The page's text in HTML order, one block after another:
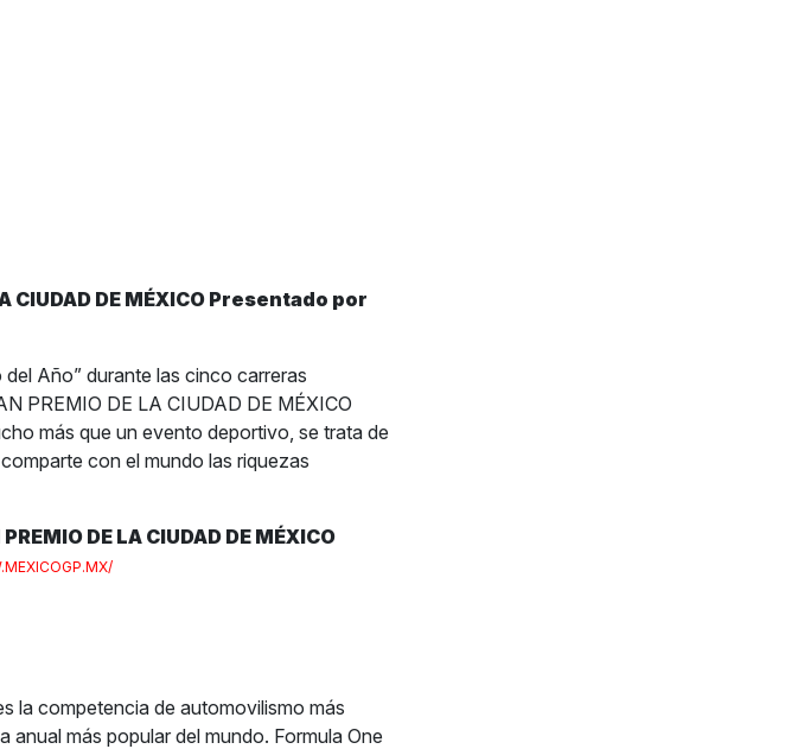
CIUDAD DE MÉXICO Presentado por
Año” durante las cinco carreras
PREMIO DE LA CIUDAD DE MÉXICO
más que un evento deportivo, se trata de
con el mundo las riquezas
DE LA CIUDAD DE MÉXICO
la competencia de automovilismo más
más popular del mundo. Formula One